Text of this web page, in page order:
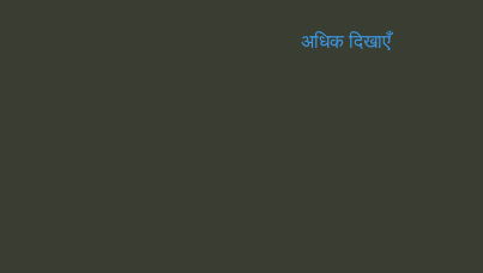
अधिक दिखाएँ